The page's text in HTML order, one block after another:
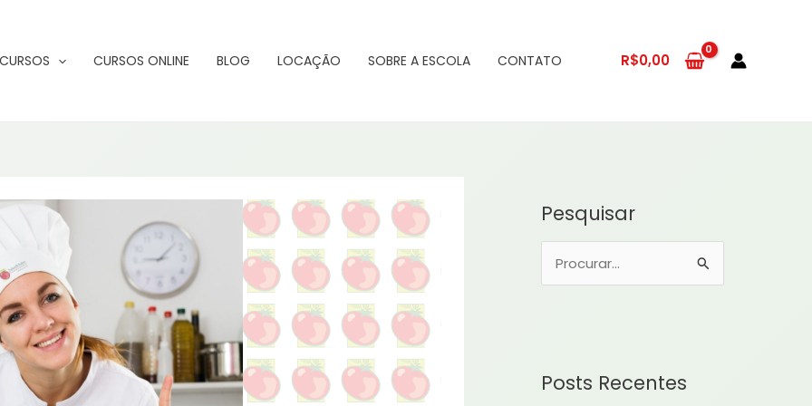
CURSOS CURSOS ONLINE BLOG LOCAÇÃO SOBRE A ESCOLA CONTATO R$0,00
Pesquisar
u
Posts Recentes